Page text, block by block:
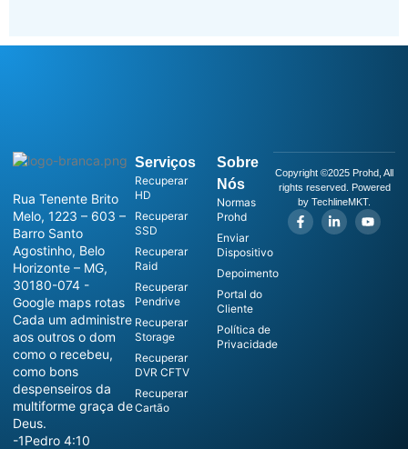
Rua Tenente Brito
Melo, 1223 – 603 –
Barro Santo
Agostinho, Belo
Horizonte – MG,
30180-074 -
Google maps rotas
Cada um administre
aos outros o dom
como o recebeu,
como bons
despenseiros da
multiforme graça de
Deus.
-1Pedro 4:10
Serviços
Recuperar
HD
Recuperar
SSD
Recuperar
Raid
Recuperar
Pendrive
Recuperar
Storage
Recuperar
DVR CFTV
Recuperar
Cartão
Sobre
Nós
Normas
Prohd
Enviar
Dispositivo
Depoimento
Portal do
Cliente
Política de
Privacidade
Copyright ©2025 Prohd, All
rights reserved. Powered
by TechlineMKT.